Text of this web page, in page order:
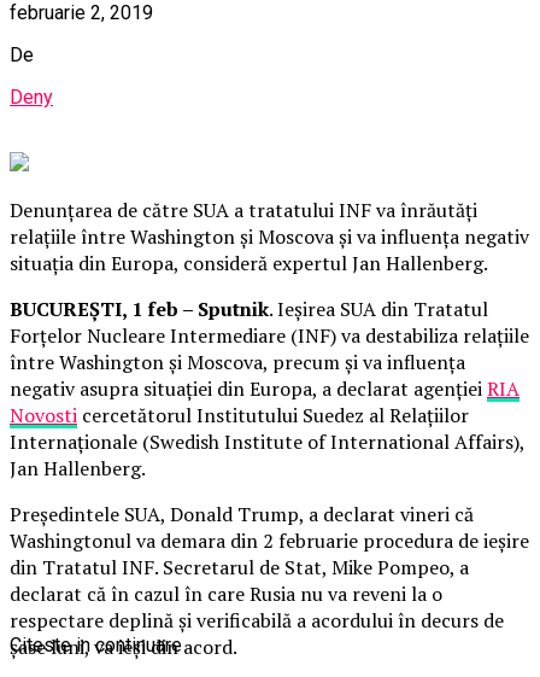
februarie 2, 2019
De
Deny
Denunțarea de către SUA a tratatului INF va înrăutăți
relațiile între Washington și Moscova și va influența negativ
situația din Europa, consideră expertul Jan Hallenberg.
BUCUREȘTI, 1 feb – Sputnik. Ieșirea SUA din Tratatul
Forțelor Nucleare Intermediare (INF) va destabiliza relațiile
între Washington și Moscova, precum și va influența
negativ asupra situației din Europa, a declarat agențieiRIA
Novosti cercetătorul Institutului Suedez al Relațiilor
Internaționale (Swedish Institute of International Affairs),
Jan Hallenberg.
Președintele SUA, Donald Trump, a declarat vineri că
Washingtonul va demara din 2 februarie procedura de ieșire
din Tratatul INF. Secretarul de Stat, Mike Pompeo, a
declarat că în cazul în care Rusia nu va reveni la o
respectare deplină și verificabilă a acordului în decurs de
șase luni, va ieși din acord.
Citeste in continuare